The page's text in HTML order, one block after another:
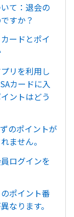
て：退会の
すか？
ードとポイ
リを利用し
カードに入
ントはどう
のポイントが
ません。
ログインを
ポイント番
なります。